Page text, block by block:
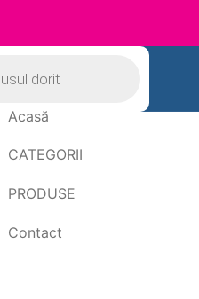
Acasă
CATEGORII
PRODUSE
Contact